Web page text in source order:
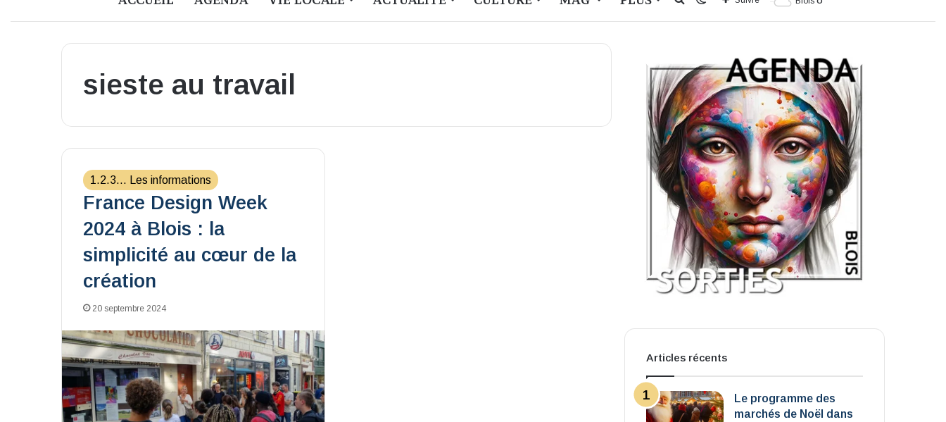
sieste au travail
1.2.3... Les informations
France Design Week
2024 à Blois : la
simplicité au cœur de la
création
20 septembre 2024
Articles récents
Le programme des
marchés de Noël dans